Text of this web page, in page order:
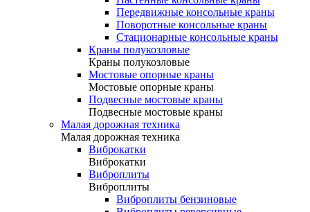
Передвижные консольные краны
Поворотные консольные краны
Стационарные консольные краны
Краны полукозловые
Краны полукозловые
Мостовые опорные краны
Мостовые опорные краны
Подвесные мостовые краны
Подвесные мостовые краны
Малая дорожная техника
Малая дорожная техника
Виброкатки
Виброкатки
Виброплиты
Виброплиты
Виброплиты бензиновые